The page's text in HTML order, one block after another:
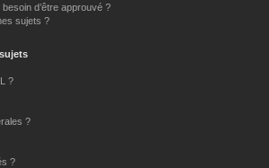
d’être approuvé ?
sujets ?
?
?
?